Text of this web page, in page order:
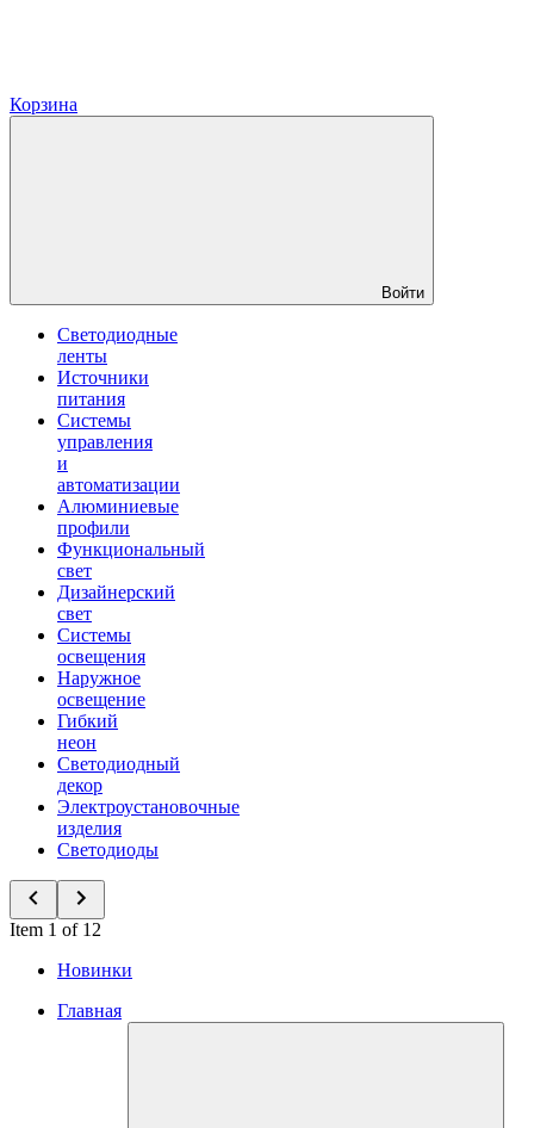
Корзина
Войти
Светодиодные
ленты
Источники
питания
Системы
управления
и
автоматизации
Алюминиевые
профили
Функциональный
свет
Дизайнерский
свет
Системы
освещения
Наружное
освещение
Гибкий
неон
Светодиодный
декор
Электроустановочные
изделия
Светодиоды
Item 1 of 12
Новинки
Главная